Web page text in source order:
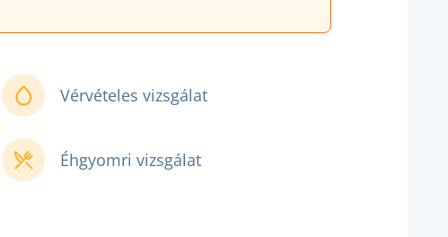
Vérvételes vizsgálat
Éhgyomri vizsgálat